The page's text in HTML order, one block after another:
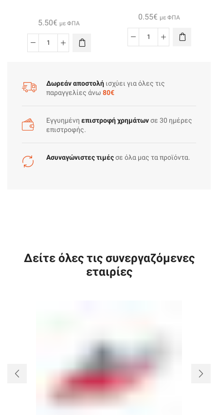
5.50€ με ΦΠΑ
Kαλώδιο
cat.6a
SFTP
5
μέτρα
ποσότητα
0.55€ με ΦΠΑ
Καλωδιο
ποσότητα
Δωρεάν αποστολή ισχύει για όλες τις
παραγγελίες άνω 80€
Εγγυημένη επιστροφή χρημάτωνσε 30 ημέρες
επιστροφής.
Ασυναγώνιστες τιμέςσε όλα μας τα προϊόντα.
Δείτε όλες τις συνεργαζόμενες
εταιρίες